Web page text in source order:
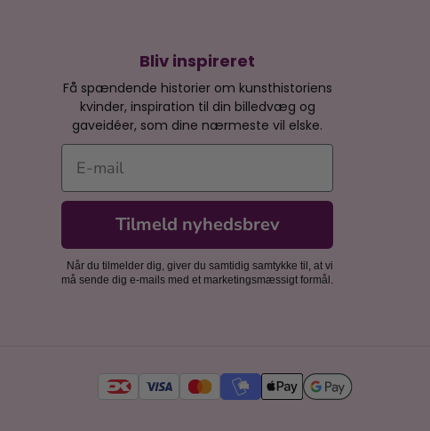
Bliv inspireret
Få spændende historier om kunsthistoriens
kvinder, inspiration til din billedvæg og
gaveidéer, som dine nærmeste vil elske.
E-mail
Tilmeld nyhedsbrev
Når du tilmelder dig, giver du samtidig samtykke til, at vi
må sende dig e-mails med et marketingsmæssigt formål.